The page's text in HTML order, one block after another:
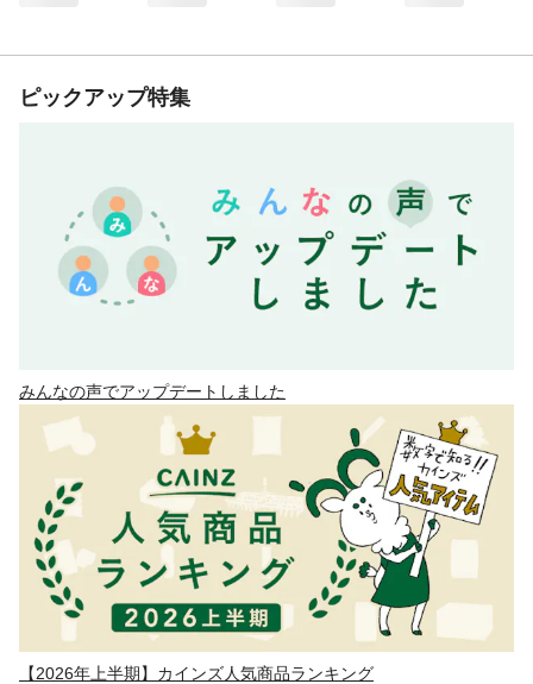
ピックアップ特集
みんなの声でアップデートしました
【2026年上半期】カインズ人気商品ランキング